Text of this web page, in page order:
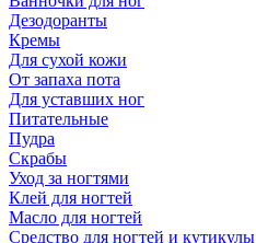
Дезодоранты
Кремы
Для сухой кожи
От запаха пота
Для уставших ног
Питательные
Пудра
Скрабы
Уход за ногтями
Клей для ногтей
Масло для ногтей
Средство для ногтей и кутикулы